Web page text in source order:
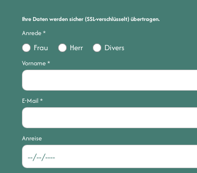
Ihre Daten werden sicher (SSL-verschlüsselt) übertragen.
Anrede*
Frau Herr Divers
Vorname*
E-Mail *
Anreise